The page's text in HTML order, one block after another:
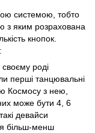
системою, тобто
з яким розрахована
кнопок.
роді
перші танцювальні
Космосу з нею,
може бути 4, 6
девайси
більш-менш